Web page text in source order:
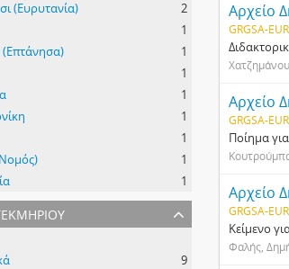
(Ευρυτανία)
2
1
1
1
1
1
1
1
1
9
Αρχείο
GRGSA-
Αρχείο
GRGSA-
Ποίημα
Αρχείο
GRGSA-
Κείμενο
Φαλής,